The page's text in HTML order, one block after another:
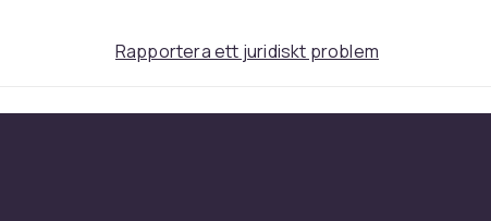
b4906c04-0528-45e0-ac98-4bd79b2760c3
Rapportera ett juridiskt problem